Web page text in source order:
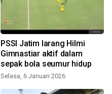
PSSI Jatim larang Hilmi
Gimnastiar aktif dalam
sepak bola seumur hidup
Selasa, 6 Januari 2026